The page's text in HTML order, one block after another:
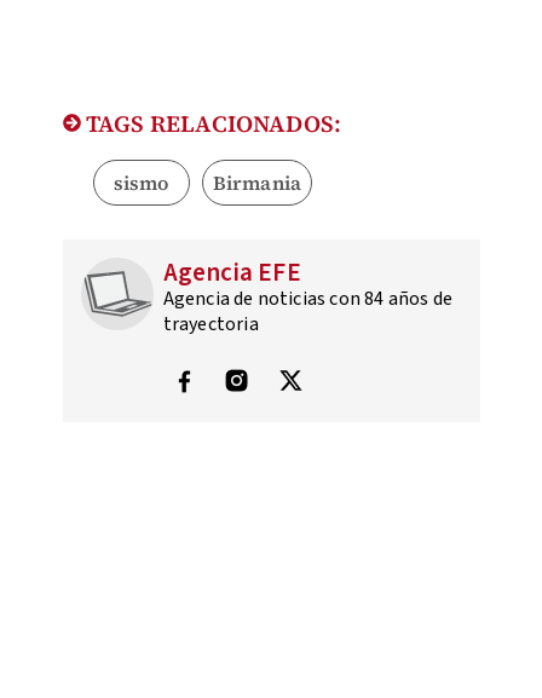
TAGS RELACIONADOS:
sismo Birmania
Agencia EFE
Agencia de noticias con 84 años de
trayectoria